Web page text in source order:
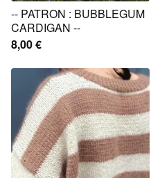
-- PATRON : BUBBLEGUM
CARDIGAN --
8,00€